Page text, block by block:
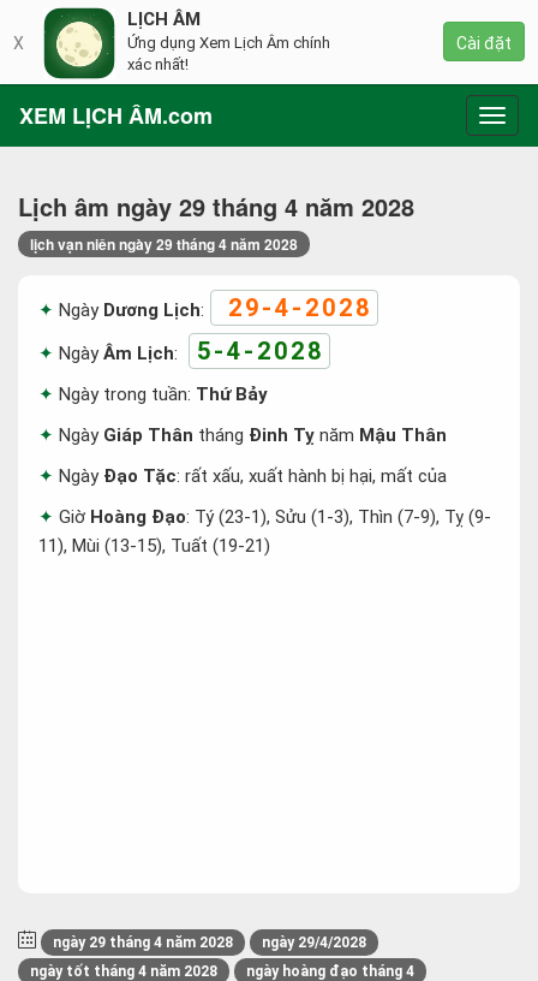
XEM LỊCH ÂM.com
Lịch âm ngày 29 tháng 4 năm 2028
lịch vạn niên ngày 29 tháng 4 năm 2028
Ngày Dương Lịch: 29-4-2028
NgàyÂm Lịch: 5-4-2028
Ngày trong tuần: Thứ Bảy
Ngày Giáp Thân tháng Đinh Tỵ năm Mậu Thân
Ngày Đạo Tặc: rất xấu, xuất hành bị hại, mất của
Giờ Hoàng Đạo: Tý (23-1), Sửu (1-3), Thìn (7-9), Tỵ (9-
11), Mùi (13-15), Tuất (19-21)
ngày 29 tháng 4 năm 2028
ngày 29/4/2028
ngày tốt tháng 4 năm 2028
ngày hoàng đạo tháng 4
X
LỊCH ÂM
Ứng dụng Xem Lịch Âm chính
xác nhất!
Cài đặt